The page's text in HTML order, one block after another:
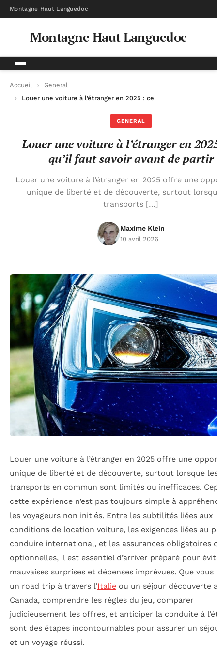
Montagne Haut Languedoc
Montagne Haut Languedoc
Accueil
General
Louer une voiture à l’étranger en 2025 : ce qu’il faut savoir
GENERAL
Louer une voiture à l’étranger en
qu’il faut savoir avant de partir
Louer une voiture à l’étranger en 2025 offre une
unique de liberté et de découverte, surtout
transports […]
Maxime Klein
10 avril 2026
Louer une voiture à l’étranger en 2025 offre une
unique de liberté et de découverte, surtout lorsque
transports en commun sont limités ou inefficaces.
cette expérience n’est pas toujours simple à
les voyageurs non initiés. Entre les subtilités liées aux
conditions de location voiture, les exigences liées au
conduire international, et les assurances obligatoires
optionnelles, il est essentiel d’arriver préparé pour
mauvaises surprises et dépenses imprévues. Que
un road trip à travers l’Italie ou un séjour découverte
Canada, comprendre les règles du jeu, comparer
judicieusement les offres, et anticiper la conduite à
sont des étapes incontournables pour assurer un
et un voyage réussi.